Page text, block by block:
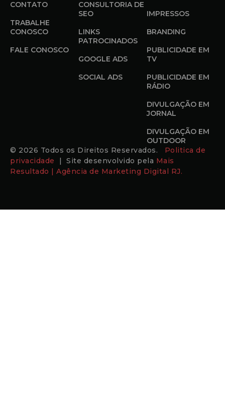
CONTATO
TRABALHE
CONOSCO
FALE CONOSCO
CONSULTORIA DE
SEO
LINKS
PATROCINADOS
GOOGLE ADS
SOCIAL ADS
IMPRESSOS
BRANDING
PUBLICIDADE EM
TV
PUBLICIDADE EM
RÁDIO
DIVULGAÇÃO EM
JORNAL
DIVULGAÇÃO EM
OUTDOOR
© 2026 Todos os Direitos Reservados. Politica de
privacidade
| Site desenvolvido pela Mais
Resultado | Agência de Marketing Digital RJ.